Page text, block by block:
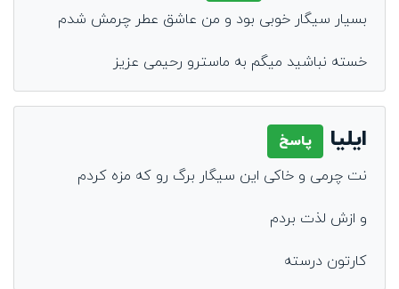
بسیار سیگار خوبی بود و من عاشق عطر چرمش شدم
خسته نباشید میگم به ماسترو رحیمی عزیز
ایلیا
پاسخ
نت چرمی و خاکی این سیگار برگ رو که مزه کردم
و ازش لذت بردم
کارتون درسته